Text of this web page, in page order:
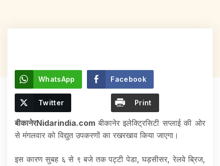
WhatsApp Facebook
Twitter Print
बीकानेरNidarindia.com बीकानेर इलेक्ट्रिसिटी सप्लाई की ओर
से मंगलवार को विद्युत उपकरणों का रखरखाव किया जाएगा।
इस कारण सुबह ६ से ९ बजे तक पट्टी पेडा, घड़सीसर, रेलवे ब्रिज,